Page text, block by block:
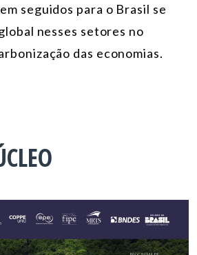
seguidos para o Brasil se
nesses setores no
das economias.